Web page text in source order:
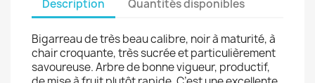
Description Quantités disponibles
Bigarreau de très beau calibre, noir à maturité, à
chair croquante, très sucrée et particulièrement
savoureuse. Arbre de bonne vigueur, productif,